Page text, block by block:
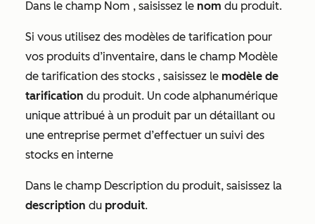
Dans le champ Nom , saisissez le nom du produit.
Si vous utilisez des modèles de tarification pour
vos produits d’inventaire, dans le champ Modèle
de tarification des stocks , saisissez le modèle de
tarification du produit. Un code alphanumérique
unique attribué à un produit par un détaillant ou
une entreprise permet d’effectuer un suivi des
stocks en interne
Dans le champ Description du produit, saisissez la
description du produit.